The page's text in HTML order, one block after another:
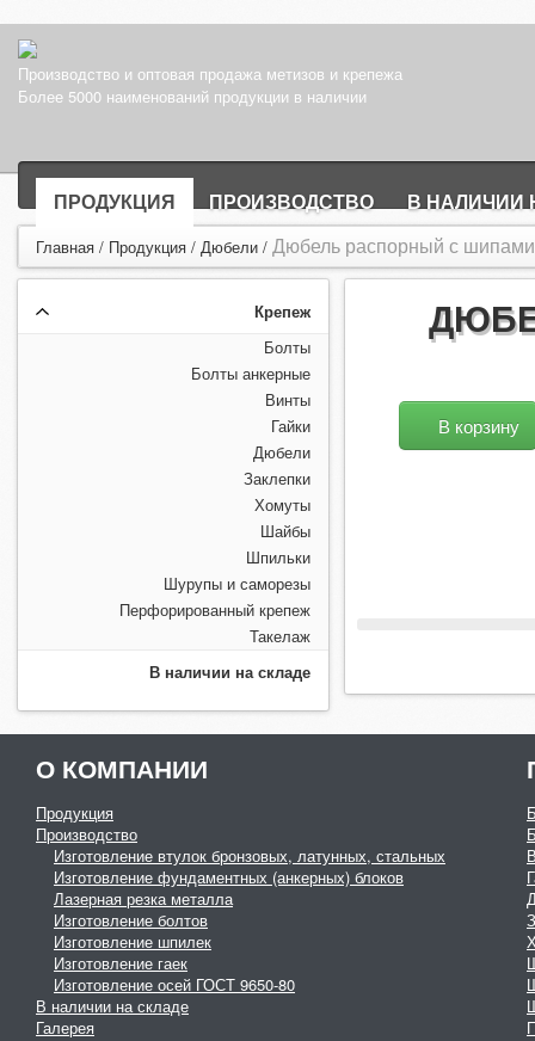
Производство и оптовая продажа метизов и крепежа
Более 5000 наименований продукции в наличии
ПРОДУКЦИЯ ПРОИЗВОДСТВО В НАЛИЧИИ
Главная / Продукция / Дюбели / Дюбель распорный с
Крепеж
Болты
Болты анкерные
Винты
Гайки
Дюбели
Заклепки
Хомуты
Шайбы
Шпильки
Шурупы и саморезы
Перфорированный крепеж
Такелаж
В наличии на складе
В корзину
О КОМПАНИИ
Продукция
Производство
Изготовление втулок бронзовых, латунных, стальных
Изготовление фундаментных (анкерных) блоков
Лазерная резка металла
Изготовление болтов
Изготовление шпилек
Изготовление гаек
Изготовление осей ГОСТ 9650-80
В наличии на складе
Галерея